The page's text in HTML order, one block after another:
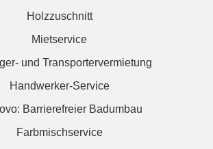
Holzzuschnitt
Mietservice
und Transportervermietung
Handwerker-Service
Barrierefreier Badumbau
Farbmischservice